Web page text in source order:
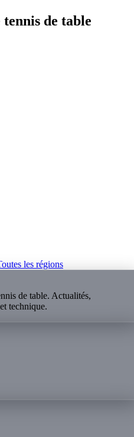
de table
les régions
de table. Actualités,
technique.